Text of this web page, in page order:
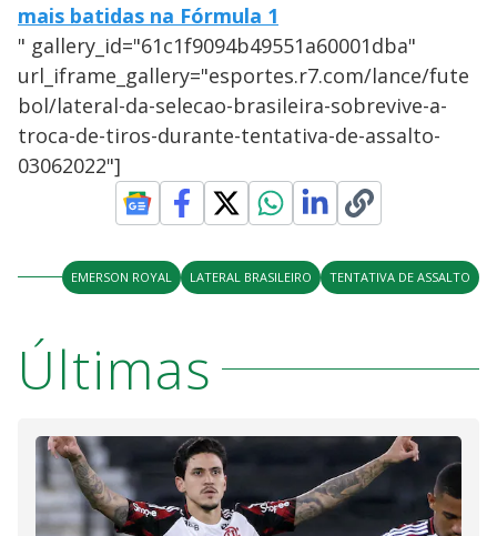
mais batidas na Fórmula 1
" gallery_id="61c1f9094b49551a60001dba"
url_iframe_gallery="esportes.r7.com/lance/fute
bol/lateral-da-selecao-brasileira-sobrevive-a-
troca-de-tiros-durante-tentativa-de-assalto-
03062022"]
EMERSON ROYAL LATERAL BRASILEIRO TENTATIVA DE ASSALTO
Últimas